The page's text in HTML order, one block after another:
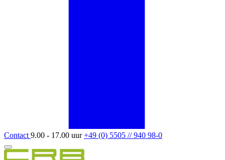
Contact 9.00 - 17.00 uur+49 (0) 5505 // 940 98-0